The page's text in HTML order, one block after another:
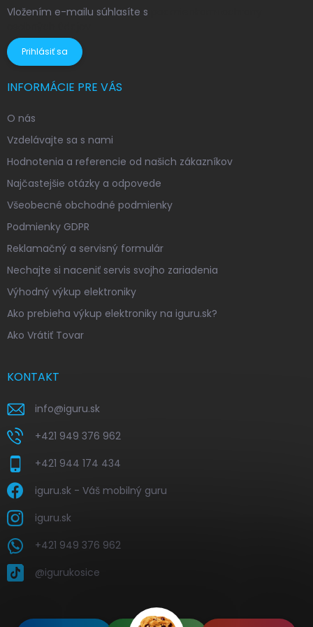
Vložením e-mailu súhlasíte s
Prihlásiť sa
INFORMÁCIE PRE VÁS
O nás
Vzdelávajte sa s nami
Hodnotenia a referencie od našich zákazníkov
Najčastejšie otázky a odpovede
Všeobecné obchodné podmienky
Podmienky GDPR
Reklamačný a servisný formulár
Nechajte si naceniť servis svojho zariadenia
Výhodný výkup elektroniky
Ako prebieha výkup elektroniky na iguru.sk?
Ako Vrátiť Tovar
KONTAKT
info@iguru.sk
+421 949 376 962
+421 944 174 434
iguru.sk - Váš mobilný guru
iguru.sk
+421 949 376 962
@igurukosice